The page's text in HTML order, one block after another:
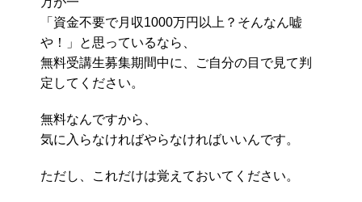
「資金不要で月収1000万円以上？そんなん嘘
や！」と思っているなら、
無料受講生募集期間中に、ご自分の目で見て判
定してください。
無料なんですから、
気に入らなければやらなければいいんです。
ただし、これだけは覚えておいてください。